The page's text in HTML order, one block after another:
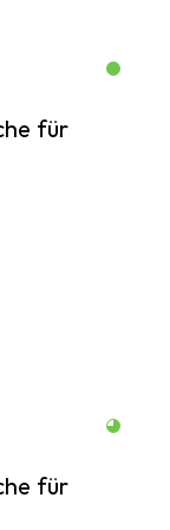
für
für